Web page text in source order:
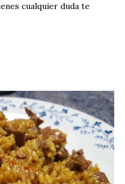
cualquier duda te